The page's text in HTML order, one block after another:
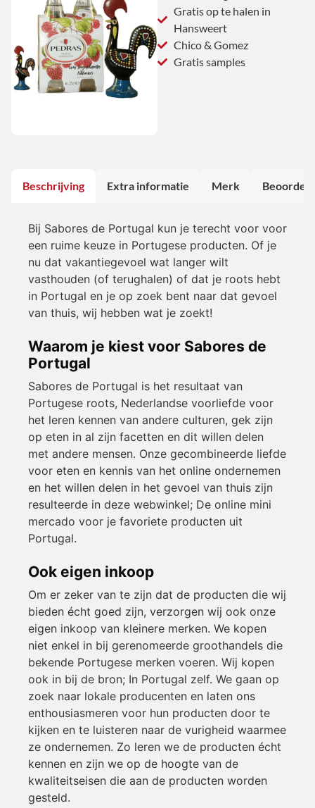
Gratis op te halen in
Hansweert
Chico & Gomez
Gratis samples
Beschrijving Extra informatie Merk
Bij Sabores de Portugal kun je terecht voor voor
een ruime keuze in Portugese producten. Of je
nu dat vakantiegevoel wat langer wilt
vasthouden (of terughalen) of dat je roots hebt
in Portugal en je op zoek bent naar dat gevoel
van thuis, wij hebben wat je zoekt!
Waarom je kiest voor Sabores de
Portugal
Sabores de Portugal is het resultaat van
Portugese roots, Nederlandse voorliefde voor
het leren kennen van andere culturen, gek zijn
op eten in al zijn facetten en dit willen delen
met andere mensen. Onze gecombineerde liefde
voor eten en kennis van het online ondernemen
en het willen delen in het gevoel van thuis zijn
resulteerde in deze webwinkel; De online mini
mercado voor je favoriete producten uit
Portugal.
Ook eigen inkoop
Om er zeker van te zijn dat de producten die wij
bieden écht goed zijn, verzorgen wij ook onze
eigen inkoop van kleinere merken. We kopen
niet enkel in bij gerenomeerde groothandels die
bekende Portugese merken voeren. Wij kopen
ook in bij de bron; In Portugal zelf. We gaan op
zoek naar lokale producenten en laten ons
enthousiasmeren voor hun producten door te
kijken en te luisteren naar de vurigheid waarmee
ze ondernemen. Zo leren we de producten écht
kennen en zijn we op de hoogte van de
kwaliteitseisen die aan de producten worden
gesteld.